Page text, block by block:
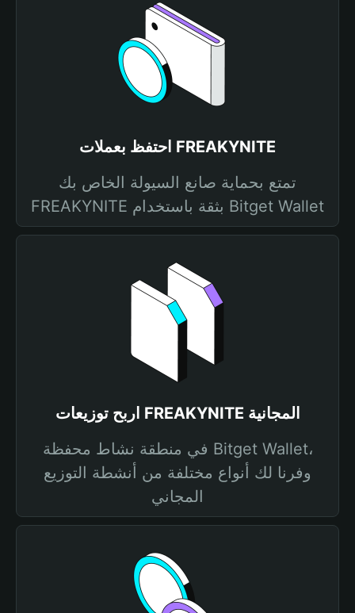
احتفظ بعملات FREAKYNITE
تمتع بحماية صانع السيولة الخاص بك
FREAKYNITE بثقة باستخدام Bitget Wallet
اربح توزيعات FREAKYNITE المجانية
في منطقة نشاط محفظة Bitget Wallet،
وفرنا لك أنواع مختلفة من أنشطة التوزيع
المجاني